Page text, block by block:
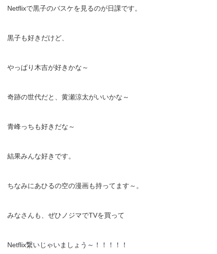
Netflixで黒子のバスケを見るのが日課です。
黒子も好きだけど、
やっぱり木吉が好きかな～
奇跡の世代だと、黄瀬涼太がいいかな～
青峰っちも好きだな～
結果みんな好きです。
ちなみにあひるの空の漫画も持ってます～。
みなさんも、ぜひノジマでTVを買って
Netflix繋いじゃいましょう～！！！！！